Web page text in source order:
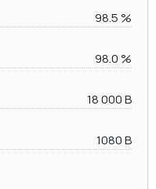
98.5 %
98.0 %
18 000 В
1080 В